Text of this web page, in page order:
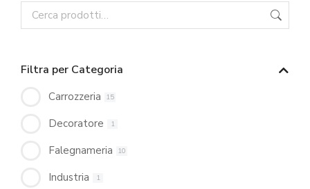
Filtra per Categoria
Carrozzeria 15
Decoratore 1
Falegnameria 10
Industria 1